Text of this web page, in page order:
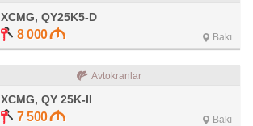
XCMG, QY25K5-D
8 000 Bakı
Avtokranlar
XCMG, QY 25K-II
7 500 Bakı